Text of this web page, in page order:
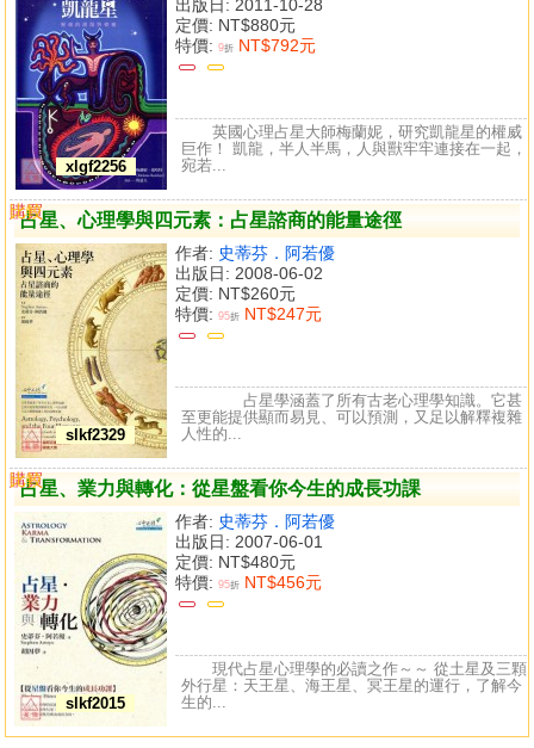
xlgf2256
出版日: 2011-10-28
定價: NT$880元
特價: 9折 NT$792元
英國心理占星大師梅蘭妮，研究凱龍星的權威
巨作！ 凱龍，半人半馬，人與獸牢牢連接在一起，
宛若...
占星、心理學與四元素：占星諮商的能量途徑
slkf2329
作者: 史蒂芬．阿若優
出版日: 2008-06-02
定價: NT$260元
特價: 95折 NT$247元
購買
比較
占星學涵蓋了所有古老心理學知識。它甚
至更能提供顯而易見、可以預測，又足以解釋複雜
人性的...
占星、業力與轉化：從星盤看你今生的成長功課
slkf2015
作者: 史蒂芬．阿若優
出版日: 2007-06-01
定價: NT$480元
特價: 95折 NT$456元
購買
比較
現代占星心理學的必讀之作～～ 從土星及三顆
外行星：天王星、海王星、冥王星的運行，了解今
生的...